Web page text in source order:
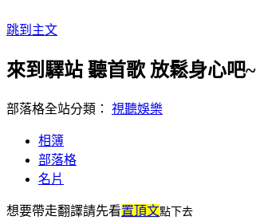
跳到主文
來到驛站 聽首歌 放鬆身心吧~
部落格全站分類： 視聽娛樂
相簿
部落格
名片
想要帶走翻譯請先看置頂文點下去